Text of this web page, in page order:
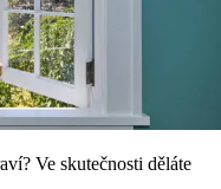
Ve skutečnosti děláte